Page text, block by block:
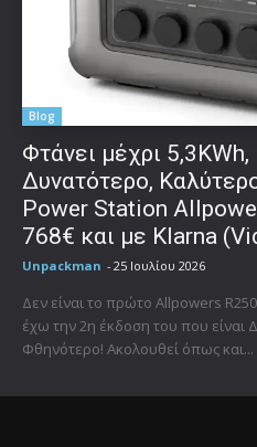
Blog
Φτάνει μέχρι
Δυνατότερο,
Power Station
768€ και με Klarna
Unpackman - 25 Ιουλίου 2026
Δεν είναι το πρώτο Allpowers
έχω την 2η έκδοση του που είναι
Φθηνότερο! Ακολουθεί όπως και...